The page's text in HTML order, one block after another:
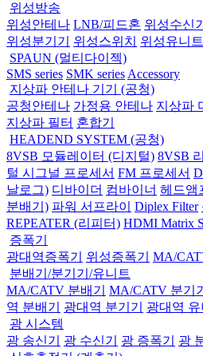
위성방송
위성안테나 LNB/피드혼 위성수신기
위성분기기
위성스위치 위성유니트
SPAUN (멀티다이젝)
SMS series SMK series Accessory
지상파 안테나 기기 (공청)
공청안테나 가정용 안테나 지상파
지상파 필터 혼합기
HEADEND SYSTEM (공청)
8VSB 모듈레이터 (디지털) 8VSB
털 시그널 프로세서 FM 프로세서
날로그) 디바이더 컴바이너 헤드앰
분배기) 파워 서프라이 Diplex Filter
REPEATER (리피터) HDMI Matrix
증폭기
광대역증폭기
위성증폭기
MA/
분배기/분기기/유니트
MA/CATV 분배기
MA/CATV 분기기
역 분배기
광대역 분기기
광대역 유
광 시스템
광 송신기
광 수신기 광 증폭기
광